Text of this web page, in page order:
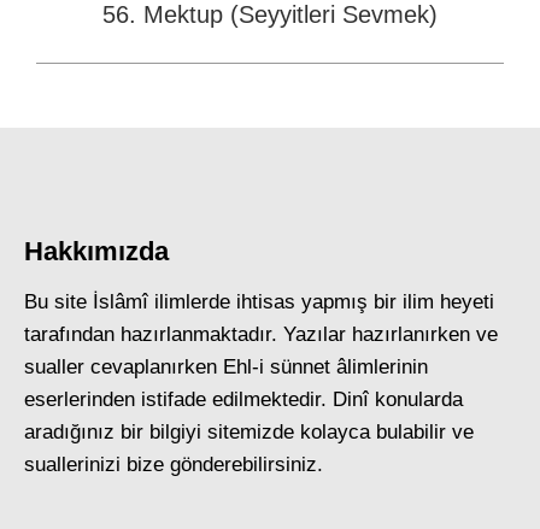
Next
56. Mektup (Seyyitleri Sevmek)
Hakkımızda
Bu site İslâmî ilimlerde ihtisas yapmış bir ilim heyeti
tarafından hazırlanmaktadır. Yazılar hazırlanırken ve
sualler cevaplanırken Ehl-i sünnet âlimlerinin
eserlerinden istifade edilmektedir. Dinî konularda
aradığınız bir bilgiyi sitemizde kolayca bulabilir ve
suallerinizi bize gönderebilirsiniz.